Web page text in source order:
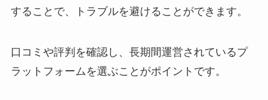
することで、トラブルを避けることができます。
口コミや評判を確認し、長期間運営されているプ
ラットフォームを選ぶことがポイントです。